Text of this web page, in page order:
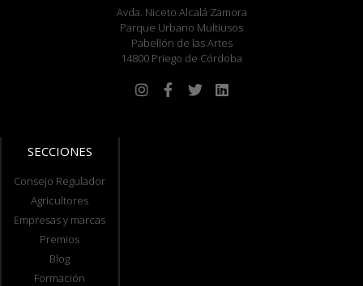
Avda. Niceto Alcalá Zamora
Parque Urbano Multiusos
Pabellón de las Artes
14800 Priego de Córdoba
SECCIONES
Consejo Regulador
Agricultores
Empresas y marcas
Premios
Blog
Formación